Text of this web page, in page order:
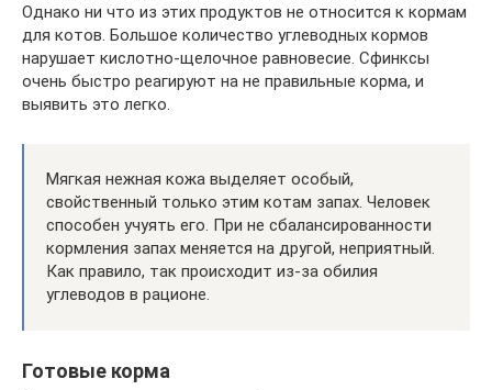
Однако ни что из этих продуктов не относится к кормам
для котов. Большое количество углеводных кормов
нарушает кислотно-щелочное равновесие. Сфинксы
очень быстро реагируют на не правильные корма, и
выявить это легко.
Мягкая нежная кожа выделяет особый,
свойственный только этим котам запах. Человек
способен учуять его. При не сбалансированности
кормления запах меняется на другой, неприятный.
Как правило, так происходит из-за обилия
углеводов в рационе.
Готовые корма